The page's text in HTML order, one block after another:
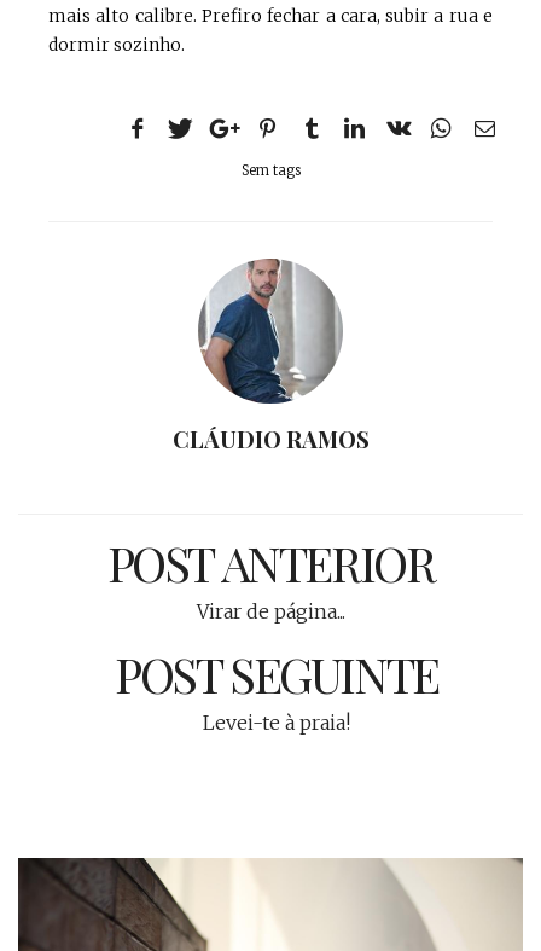
mais alto calibre. Prefiro fechar a cara, subir a rua e
dormir sozinho.
Sem tags
CLÁUDIO RAMOS
POST ANTERIOR
Virar de página...
POST SEGUINTE
Levei-te à praia!